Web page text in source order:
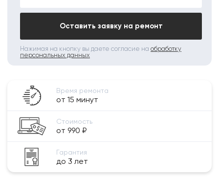
Оставить заявку на ремонт
Нажимая на кнопку вы даете согласие на обработку
персональных данных
Время ремонта
от 15 минут
Стоимость
от 990 ₽
Гарантия
до 3 лет